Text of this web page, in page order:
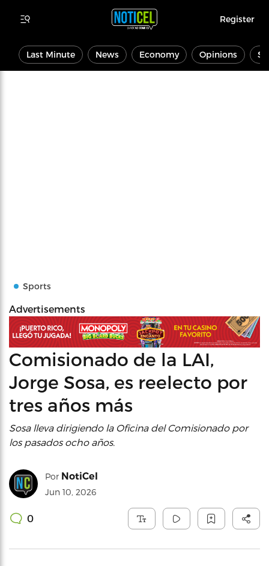
Register
Last Minute News Economy Opinions
Sports
Advertisements
Comisionado de la LAI,
Jorge Sosa, es reelecto por
tres años más
Sosa lleva dirigiendo la Oficina del Comisionado por
los pasados ocho años.
Por NotiCel
Jun 10, 2026
0